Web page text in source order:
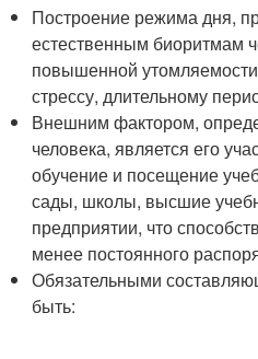
Построение режима дня,
естественным биоритмам
повышенной
стрессу, длительному
Внешним фактором,
человека, является его
обучение и посещение
сады, школы, высшие
предприятии, что
менее постоянного
Обязательными
быть: